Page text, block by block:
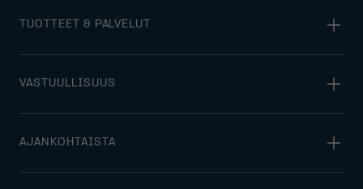
TUOTTEET & PALVELUT
VASTUULLISUUS
AJANKOHTAISTA